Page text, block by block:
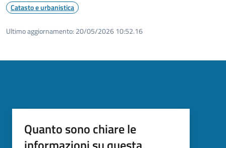
Catasto e urbanistica
Ultimo aggiornamento: 20/05/2026 10:52.16
Quanto sono chiare le